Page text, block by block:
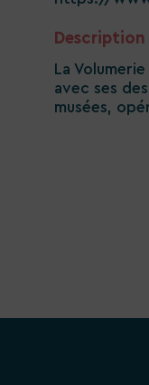
Description
La
avec ses
musées,